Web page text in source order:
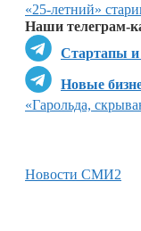
Наши телеграм-
Стартапы и
Новые
«25-летний»
«Гарольда,
Новости СМИ2